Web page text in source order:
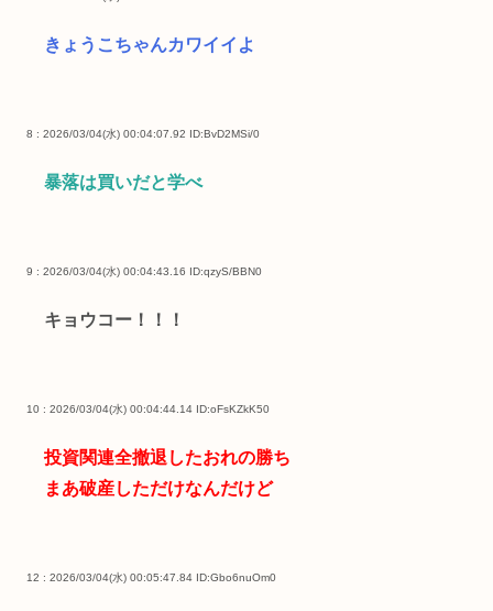
きょうこちゃんカワイイよ
8 : 2026/03/04(水) 00:04:07.92 ID:BvD2MSi/0
暴落は買いだと学べ
9 : 2026/03/04(水) 00:04:43.16 ID:qzyS/BBN0
キョウコー！！！
10 : 2026/03/04(水) 00:04:44.14 ID:oFsKZkK50
投資関連全撤退したおれの勝ち
まあ破産しただけなんだけど
12 : 2026/03/04(水) 00:05:47.84 ID:Gbo6nuOm0